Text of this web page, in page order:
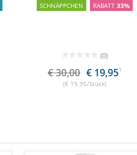
SCHNÄPPCHEN RABATT33%
(0)
€ 30,00 € 19,951
(€ 19,95/Stück)